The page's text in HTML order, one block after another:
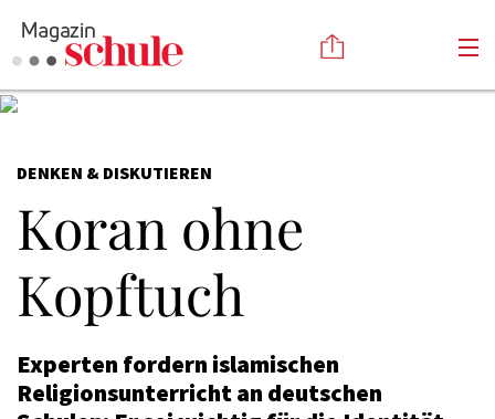
Online-Magazin
Newsletter
Mediadaten
Kontakt
Impressum
Kommentieren
Abonnieren
Anmelden
DENKEN & DISKUTIEREN
Koran ohne
Kopftuch
Experten fordern islamischen
Religionsunterricht an deutschen